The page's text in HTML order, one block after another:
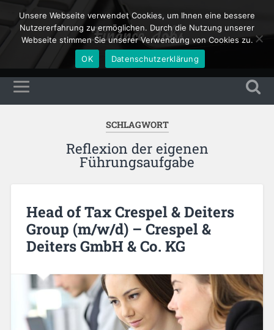
Finance Jobs
SCHLAGWORT
Reflexion der eigenen
Führungsaufgabe
Head of Tax Crespel & Deiters
Group (m/w/d) – Crespel &
Deiters GmbH & Co. KG
Unsere Webseite verwendet Cookies, um Ihnen eine bessere
Nutzererfahrung zu ermöglichen. Durch die Nutzung unserer
Webseite stimmen Sie unserer Verwendung von Cookies zu.
OK
Datenschutzerklärung